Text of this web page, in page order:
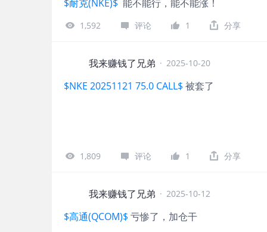
$耐克(NKE)$ 能不能行，能不能涨！
1,592 评论 1 分享
我来赚钱了兄弟 · 2025-10-20
$NKE 20251121 75.0 CALL$ 被套了
1,809 评论 1 分享
我来赚钱了兄弟 · 2025-10-12
$高通(QCOM)$ 亏惨了，加仓干